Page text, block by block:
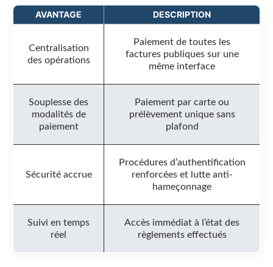
AVANTAGE DESCRIPTION
Centralisation
des opérations
Paiement de toutes les
factures publiques sur une
même interface
Souplesse des
modalités de
paiement
Paiement par carte ou
prélèvement unique sans
plafond
Sécurité accrue
Procédures d’authentification
renforcées et lutte anti-
hameçonnage
Suivi en temps
réel
Accès immédiat à l’état des
règlements effectués